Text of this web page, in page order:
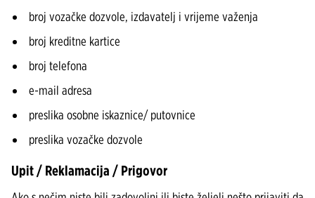
broj vozačke dozvole, izdavatelj i vrijeme važenja
broj kreditne kartice
broj telefona
e-mail adresa
preslika osobne iskaznice/ putovnice
preslika vozačke dozvole
Upit / Reklamacija / Prigovor